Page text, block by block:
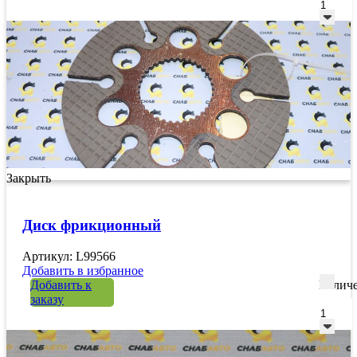
Закрыть
Диск фрикционный
Артикул: L99566
Добавить в избранное
Добавить к
заказу